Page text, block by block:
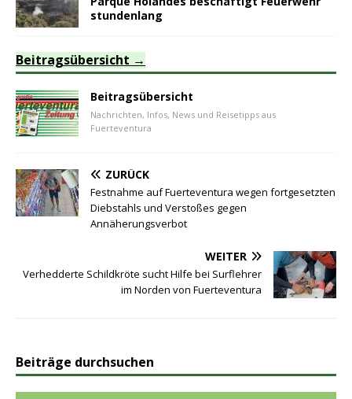
stundenlang
Beitragsübersicht
Beitragsübersicht
Nachrichten, Infos, News und Reisetipps aus
Fuerteventura
ZURÜCK
Festnahme auf Fuerteventura wegen fortgesetzten
Diebstahls und Verstoßes gegen
Annäherungsverbot
WEITER
Verhedderte Schildkröte sucht Hilfe bei Surflehrer
im Norden von Fuerteventura
Beiträge durchsuchen